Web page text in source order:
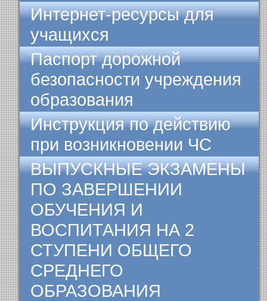
Интернет-ресурсы для
учащихся
Паспорт дорожной
безопасности учреждения
образования
Инструкция по действию
при возникновении ЧС
ВЫПУСКНЫЕ ЭКЗАМЕНЫ
ПО ЗАВЕРШЕНИИ
ОБУЧЕНИЯ И
ВОСПИТАНИЯ НА 2
СТУПЕНИ ОБЩЕГО
СРЕДНЕГО
ОБРАЗОВАНИЯ